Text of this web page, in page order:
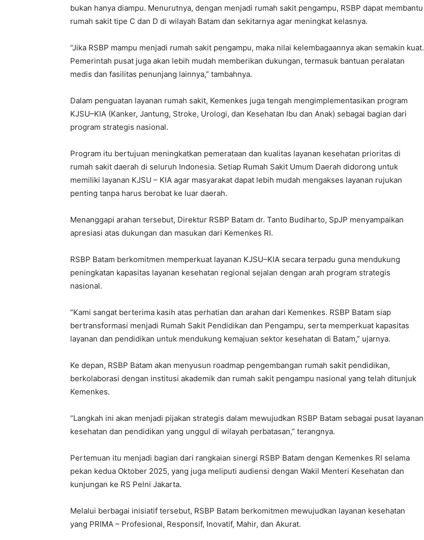
bukan hanya diampu. Menurutnya, dengan menjadi rumah sakit pengampu, RSBP dapat membantu
rumah sakit tipe C dan D di wilayah Batam dan sekitarnya agar meningkat kelasnya.
“Jika RSBP mampu menjadi rumah sakit pengampu, maka nilai kelembagaannya akan semakin kuat.
Pemerintah pusat juga akan lebih mudah memberikan dukungan, termasuk bantuan peralatan
medis dan fasilitas penunjang lainnya,” tambahnya.
Dalam penguatan layanan rumah sakit, Kemenkes juga tengah mengimplementasikan program
KJSU–KIA (Kanker, Jantung, Stroke, Urologi, dan Kesehatan Ibu dan Anak) sebagai bagian dari
program strategis nasional.
Program itu bertujuan meningkatkan pemerataan dan kualitas layanan kesehatan prioritas di
rumah sakit daerah di seluruh Indonesia. Setiap Rumah Sakit Umum Daerah didorong untuk
memiliki layanan KJSU – KIA agar masyarakat dapat lebih mudah mengakses layanan rujukan
penting tanpa harus berobat ke luar daerah.
Menanggapi arahan tersebut, Direktur RSBP Batam dr. Tanto Budiharto, SpJP menyampaikan
apresiasi atas dukungan dan masukan dari Kemenkes RI.
RSBP Batam berkomitmen memperkuat layanan KJSU–KIA secara terpadu guna mendukung
peningkatan kapasitas layanan kesehatan regional sejalan dengan arah program strategis
nasional.
“Kami sangat berterima kasih atas perhatian dan arahan dari Kemenkes. RSBP Batam siap
bertransformasi menjadi Rumah Sakit Pendidikan dan Pengampu, serta memperkuat kapasitas
layanan dan pendidikan untuk mendukung kemajuan sektor kesehatan di Batam,” ujarnya.
Ke depan, RSBP Batam akan menyusun roadmap pengembangan rumah sakit pendidikan,
berkolaborasi dengan institusi akademik dan rumah sakit pengampu nasional yang telah ditunjuk
Kemenkes.
“Langkah ini akan menjadi pijakan strategis dalam mewujudkan RSBP Batam sebagai pusat layanan
kesehatan dan pendidikan yang unggul di wilayah perbatasan,” terangnya.
Pertemuan itu menjadi bagian dari rangkaian sinergi RSBP Batam dengan Kemenkes RI selama
pekan kedua Oktober 2025, yang juga meliputi audiensi dengan Wakil Menteri Kesehatan dan
kunjungan ke RS Pelni Jakarta.
Melalui berbagai inisiatif tersebut, RSBP Batam berkomitmen mewujudkan layanan kesehatan
yang PRIMA – Profesional, Responsif, Inovatif, Mahir, dan Akurat.